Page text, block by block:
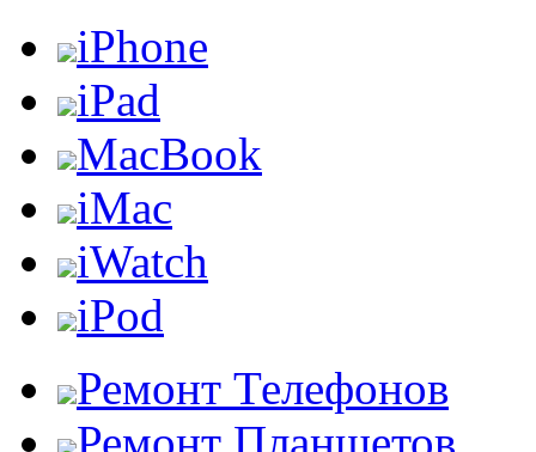
iPhone
iPad
MacBook
iMac
iWatch
iPod
Ремонт Телефонов
Ремонт Планшетов